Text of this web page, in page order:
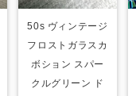
50s ヴィンテージ
フロストガラスカ
ボション スパー
クルグリーン ド